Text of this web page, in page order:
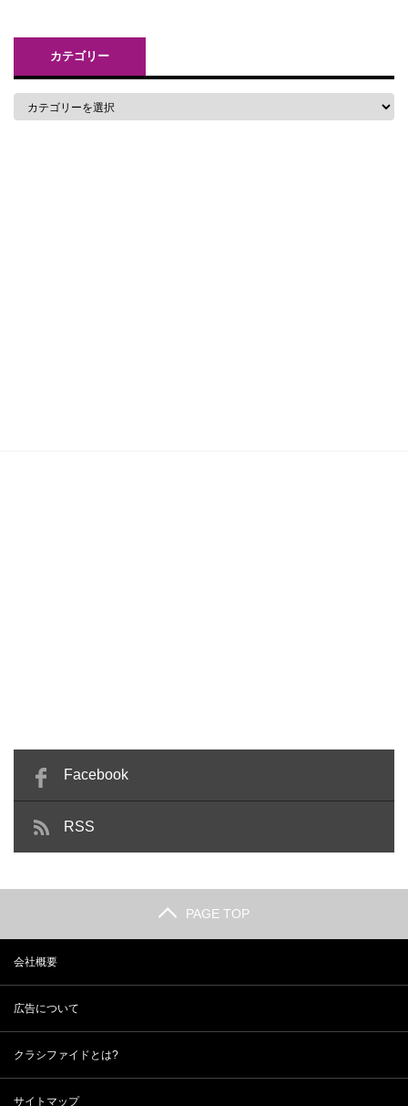
カテゴリー
Facebook
RSS
PAGE TOP
会社概要
広告について
クラシファイドとは?
サイトマップ